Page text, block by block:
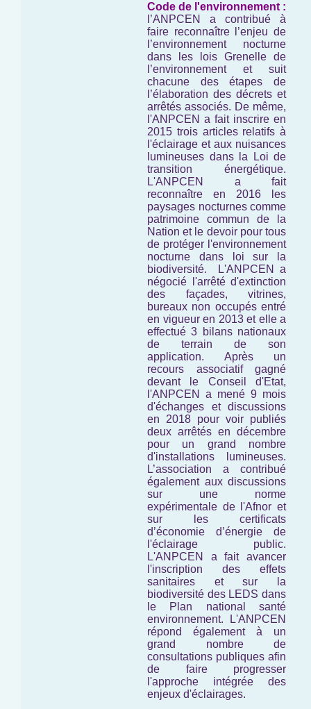
Code de l'environnement :
l’ANPCEN a contribué à
faire reconnaître l’enjeu de
l’environnement nocturne
dans les lois Grenelle de
l’environnement et suit
chacune des étapes de
l’élaboration des décrets et
arrêtés associés. De même,
l'ANPCEN a fait inscrire en
2015 trois articles relatifs à
l'éclairage et aux nuisances
lumineuses dans la Loi de
transition énergétique.
L'ANPCEN a fait
reconnaître en 2016 les
paysages nocturnes comme
patrimoine commun de la
Nation et le devoir pour tous
de protéger l'environnement
nocturne dans loi sur la
biodiversité.
L'ANPCEN a
négocié l'arrêté d'extinction
des façades, vitrines,
bureaux non occupés entré
en vigueur en 2013 et elle a
effectué 3 bilans nationaux
de terrain de son
application. Après un
recours associatif gagné
devant le Conseil d'Etat,
l'ANPCEN a mené 9 mois
d'échanges et discussions
en 2018 pour voir publiés
deux arrêtés en décembre
pour un grand nombre
d'installations lumineuses.
L’association a contribué
également aux discussions
sur une norme
expérimentale de l'Afnor et
sur les certificats
d’économie d’énergie de
l'éclairage public.
L'ANPCEN a fait avancer
l'inscription des effets
sanitaires et sur la
biodiversité des LEDS dans
le Plan national santé
environnement. L'ANPCEN
répond également à un
grand nombre de
consultations publiques afin
de faire progresser
l'approche intégrée des
enjeux d'éclairages.